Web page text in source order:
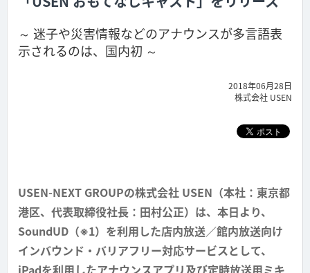
～ 迷子や災害情報などのアナウンスが多言語表
示されるのは、国内初 ～
2018年06月28日
株式会社 USEN
USEN-NEXT GROUPの株式会社 USEN（本社：東京都
港区、代表取締役社長：田村公正）は、本日より、
SoundUD（※1）を利用した店内放送／館内放送向け
インバウンド・バリアフリー対応サービスとして、
iPadを利用したアナウンスアプリ及び定時放送用ミキ